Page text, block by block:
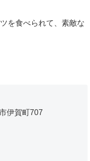
を食べられて、素敵な
伊賀町707